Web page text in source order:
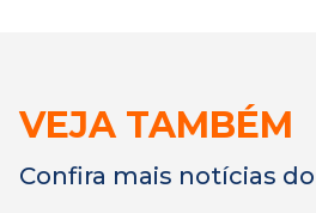
VEJA TAMBÉM
Confira mais notícias do